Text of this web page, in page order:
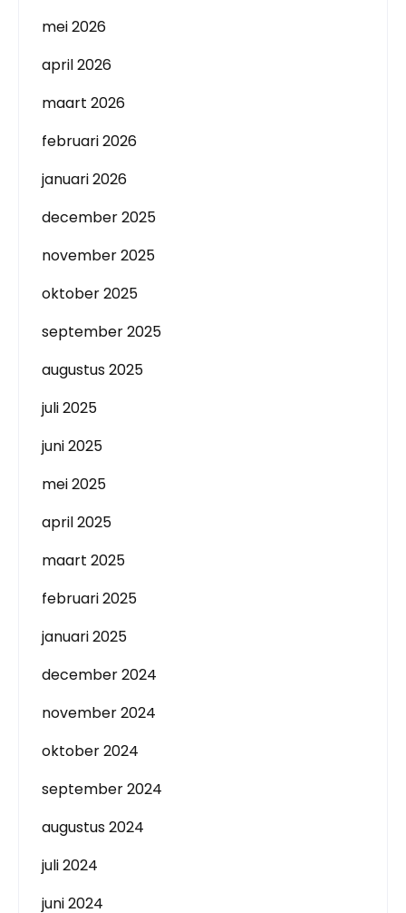
mei 2026
april 2026
maart 2026
februari 2026
januari 2026
december 2025
november 2025
oktober 2025
september 2025
augustus 2025
juli 2025
juni 2025
mei 2025
april 2025
maart 2025
februari 2025
januari 2025
december 2024
november 2024
oktober 2024
september 2024
augustus 2024
juli 2024
juni 2024